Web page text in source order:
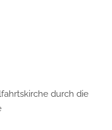
durch die